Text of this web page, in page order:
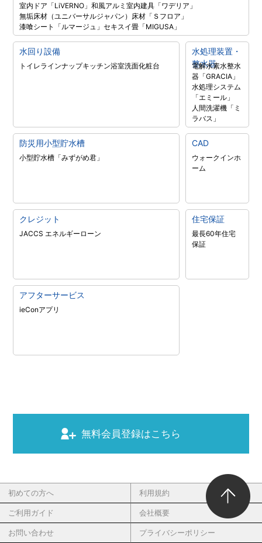
室内ドア「LiVERNO」和風アルミ室内建具「ワデリア」
無垢床材（ユニバーサルジャパン） 床材「Ｓフロア」
漆喰シート「ルマージュ」セキスイ畳「MIGUSA」
水回り設備
トイレラインナップキッチン浴室洗面化粧台
水処理装置・
整水器
電解水素水整水
器「GRACIA」
水処理システム
「エミール」
人間洗濯機「ミ
ラバス」
防災用小型貯水槽
小型貯水槽「みずがめ君」
CAD
ウォークインホ
ーム
クレジット
JACCS エネルギーローン
住宅保証
最長60年住宅
保証
アフターサービス
ieConアプリ
無料会員登録はこちら
初めての方へ 利用規約
ご利用ガイド 会社概要
お問い合わせ プライバシーポリシー